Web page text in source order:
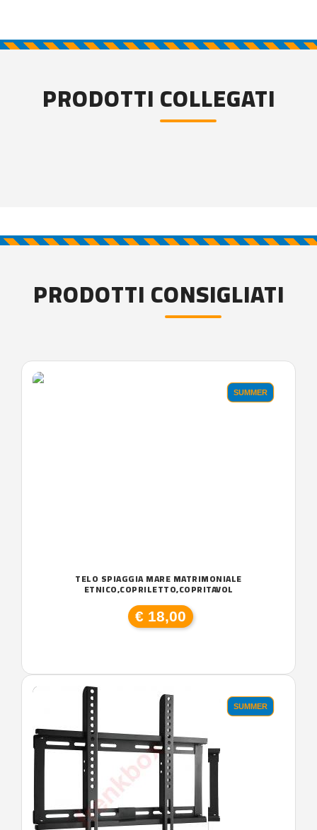
PRODOTTI COLLEGATI
PRODOTTI CONSIGLIATI
SUMMER
TELO SPIAGGIA MARE MATRIMONIALE
ETNICO,COPRILETTO,COPRITAVOL
€ 18,00
SUMMER